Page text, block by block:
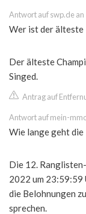
Antwort auf swp.de an
Wer ist der älteste
Der älteste
Singed.
Antrag auf
Antwort auf mein-
Wie lange geht die
Die 12.
2022 um 23:59:59
die Belohnungen
sprechen.